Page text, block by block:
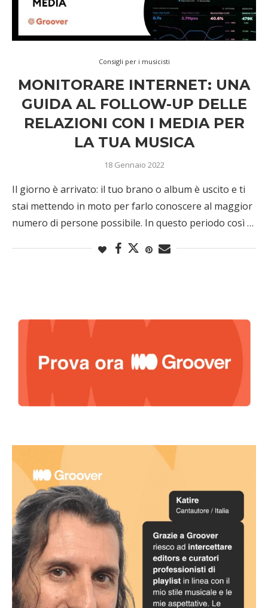
Consigli per i musicisti
MONITORARE INTERNET: UNA
GUIDA AL FOLLOW-UP DELLE
RELAZIONI CON I MEDIA PER
LA TUA MUSICA
18 Gennaio 2022
Il giorno è arrivato: il tuo brano o album è uscito e ti
stai mettendo in moto per farlo conoscere al maggior
numero di persone possibile. In questo periodo così …